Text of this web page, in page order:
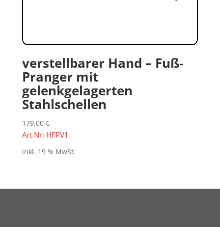
verstellbarer Hand – Fuß-
Pranger mit
gelenkgelagerten
Stahlschellen
179,00 €
Art.Nr: HFPV1
inkl. 19 % MwSt.